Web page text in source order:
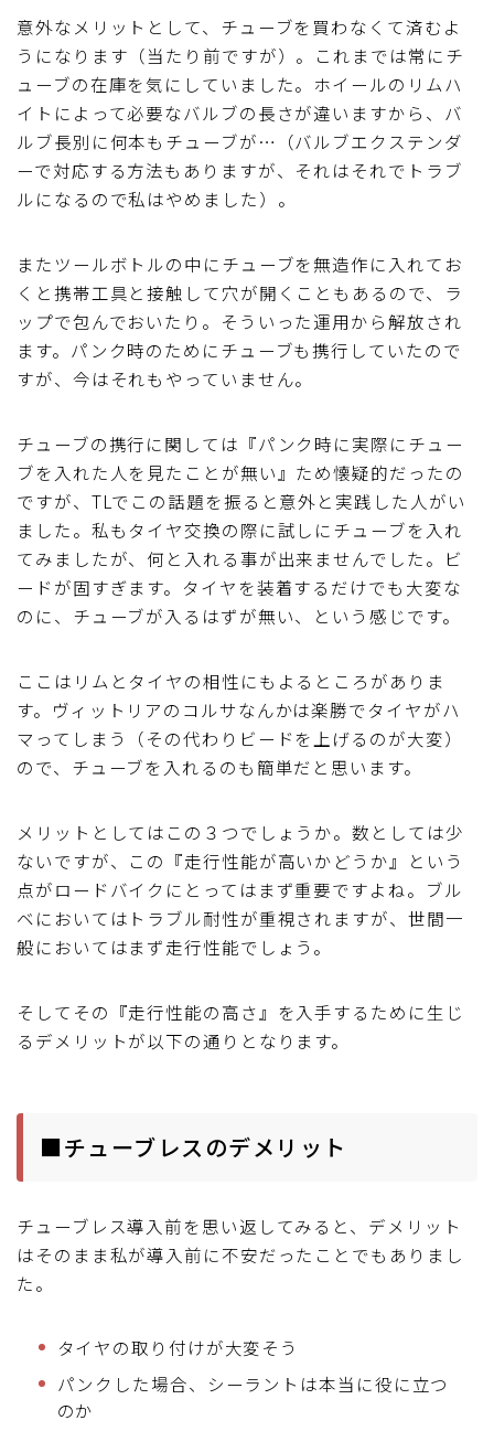
意外なメリットとして、チューブを買わなくて済むよ
うになります（当たり前ですが）。これまでは常にチ
ューブの在庫を気にしていました。ホイールのリムハ
イトによって必要なバルブの長さが違いますから、バ
ルブ長別に何本もチューブが…（バルブエクステンダ
ーで対応する方法もありますが、それはそれでトラブ
ルになるので私はやめました）。
またツールボトルの中にチューブを無造作に入れてお
くと携帯工具と接触して穴が開くこともあるので、ラ
ップで包んでおいたり。そういった運用から解放され
ます。パンク時のためにチューブも携行していたので
すが、今はそれもやっていません。
チューブの携行に関しては『パンク時に実際にチュー
ブを入れた人を見たことが無い』ため懐疑的だったの
ですが、TLでこの話題を振ると意外と実践した人がい
ました。私もタイヤ交換の際に試しにチューブを入れ
てみましたが、何と入れる事が出来ませんでした。ビ
ードが固すぎます。タイヤを装着するだけでも大変な
のに、チューブが入るはずが無い、という感じです。
ここはリムとタイヤの相性にもよるところがありま
す。ヴィットリアのコルサなんかは楽勝でタイヤがハ
マってしまう（その代わりビードを上げるのが大変）
ので、チューブを入れるのも簡単だと思います。
メリットとしてはこの３つでしょうか。数としては少
ないですが、この『走行性能が高いかどうか』という
点がロードバイクにとってはまず重要ですよね。ブル
ベにおいてはトラブル耐性が重視されますが、世間一
般においてはまず走行性能でしょう。
そしてその『走行性能の高さ』を入手するために生じ
るデメリットが以下の通りとなります。
■チューブレスのデメリット
チューブレス導入前を思い返してみると、デメリット
はそのまま私が導入前に不安だったことでもありまし
た。
タイヤの取り付けが大変そう
パンクした場合、シーラントは本当に役に立つ
のか